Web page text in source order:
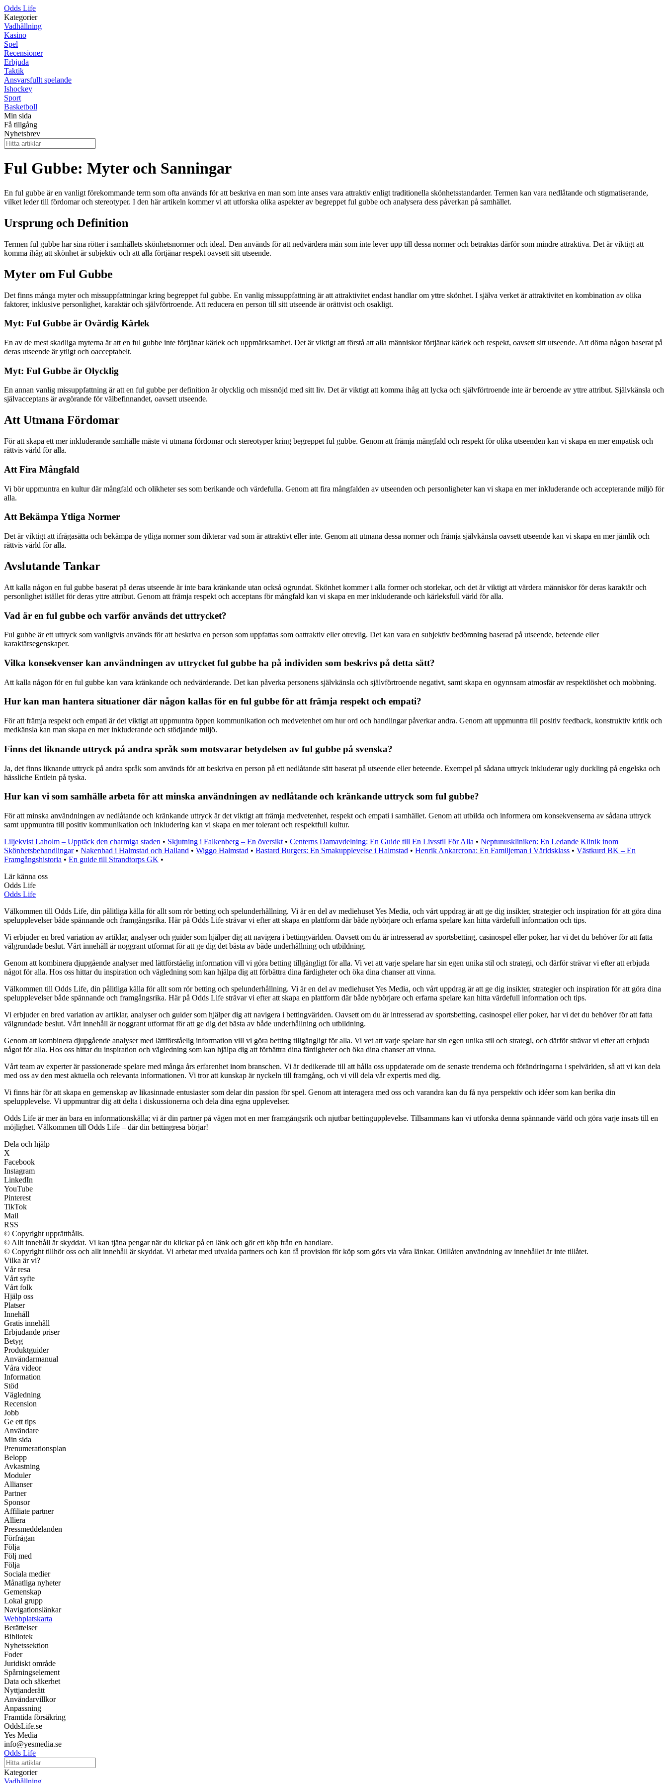
Odds Life
Kategorier
Vadhållning
Kasino
Spel
Recensioner
Erbjuda
Taktik
Ansvarsfullt spelande
Ishockey
Sport
Basketboll
Min sida
Få tillgång
Nyhetsbrev
Ful Gubbe: Myter och Sanningar
En ful gubbe är en vanligt förekommande term som ofta används för att beskriva en man som inte anses vara attraktiv enligt traditionella skönhetsstandarder. Termen kan vara nedlåtande och stigmatiserande,
vilket leder till fördomar och stereotyper. I den här artikeln kommer vi att utforska olika aspekter av begreppet ful gubbe och analysera dess påverkan på samhället.
Ursprung och Definition
Termen ful gubbe har sina rötter i samhällets skönhetsnormer och ideal. Den används för att nedvärdera män som inte lever upp till dessa normer och betraktas därför som mindre attraktiva. Det är viktigt att
komma ihåg att skönhet är subjektiv och att alla förtjänar respekt oavsett sitt utseende.
Myter om Ful Gubbe
Det finns många myter och missuppfattningar kring begreppet ful gubbe. En vanlig missuppfattning är att attraktivitet endast handlar om yttre skönhet. I själva verket är attraktivitet en kombination av olika
faktorer, inklusive personlighet, karaktär och självförtroende. Att reducera en person till sitt utseende är orättvist och osakligt.
Myt: Ful Gubbe är Ovärdig Kärlek
En av de mest skadliga myterna är att en ful gubbe inte förtjänar kärlek och uppmärksamhet. Det är viktigt att förstå att alla människor förtjänar kärlek och respekt, oavsett sitt utseende. Att döma någon baserat på
deras utseende är ytligt och oacceptabelt.
Myt: Ful Gubbe är Olycklig
En annan vanlig missuppfattning är att en ful gubbe per definition är olycklig och missnöjd med sitt liv. Det är viktigt att komma ihåg att lycka och självförtroende inte är beroende av yttre attribut. Självkänsla och
självacceptans är avgörande för välbefinnandet, oavsett utseende.
Att Utmana Fördomar
För att skapa ett mer inkluderande samhälle måste vi utmana fördomar och stereotyper kring begreppet ful gubbe. Genom att främja mångfald och respekt för olika utseenden kan vi skapa en mer empatisk och
rättvis värld för alla.
Att Fira Mångfald
Vi bör uppmuntra en kultur där mångfald och olikheter ses som berikande och värdefulla. Genom att fira mångfalden av utseenden och personligheter kan vi skapa en mer inkluderande och accepterande miljö för
alla.
Att Bekämpa Ytliga Normer
Det är viktigt att ifrågasätta och bekämpa de ytliga normer som dikterar vad som är attraktivt eller inte. Genom att utmana dessa normer och främja självkänsla oavsett utseende kan vi skapa en mer jämlik och
rättvis värld för alla.
Avslutande Tankar
Att kalla någon en ful gubbe baserat på deras utseende är inte bara kränkande utan också ogrundat. Skönhet kommer i alla former och storlekar, och det är viktigt att värdera människor för deras karaktär och
personlighet istället för deras yttre attribut. Genom att främja respekt och acceptans för mångfald kan vi skapa en mer inkluderande och kärleksfull värld för alla.
Vad är en ful gubbe och varför används det uttrycket?
Ful gubbe är ett uttryck som vanligtvis används för att beskriva en person som uppfattas som oattraktiv eller otrevlig. Det kan vara en subjektiv bedömning baserad på utseende, beteende eller
karaktärsegenskaper.
Vilka konsekvenser kan användningen av uttrycket ful gubbe ha på individen som beskrivs på detta sätt?
Att kalla någon för en ful gubbe kan vara kränkande och nedvärderande. Det kan påverka personens självkänsla och självförtroende negativt, samt skapa en ogynnsam atmosfär av respektlöshet och mobbning.
Hur kan man hantera situationer där någon kallas för en ful gubbe för att främja respekt och empati?
För att främja respekt och empati är det viktigt att uppmuntra öppen kommunikation och medvetenhet om hur ord och handlingar påverkar andra. Genom att uppmuntra till positiv feedback, konstruktiv kritik och
medkänsla kan man skapa en mer inkluderande och stödjande miljö.
Finns det liknande uttryck på andra språk som motsvarar betydelsen av ful gubbe på svenska?
Ja, det finns liknande uttryck på andra språk som används för att beskriva en person på ett nedlåtande sätt baserat på utseende eller beteende. Exempel på sådana uttryck inkluderar ugly duckling på engelska och
hässliche Entlein på tyska.
Hur kan vi som samhälle arbeta för att minska användningen av nedlåtande och kränkande uttryck som ful gubbe?
För att minska användningen av nedlåtande och kränkande uttryck är det viktigt att främja medvetenhet, respekt och empati i samhället. Genom att utbilda och informera om konsekvenserna av sådana uttryck
samt uppmuntra till positiv kommunikation och inkludering kan vi skapa en mer tolerant och respektfull kultur.
Liljekvist Laholm – Upptäck den charmiga staden • Skjutning i Falkenberg – En översikt • Centerns Damavdelning: En Guide till En Livsstil För Alla • Neptunuskliniken: En Ledande Klinik inom
Skönhetsbehandlingar• Nakenbad i Halmstad och Halland • Wiggo Halmstad • Bastard Burgers: En Smakupplevelse i Halmstad • Henrik Ankarcrona: En Familjeman i Världsklass • Västkurd BK – En
Framgångshistoria • En guide till Strandtorps GK •
Lär känna oss
Odds Life
Odds Life
Välkommen till Odds Life, din pålitliga källa för allt som rör betting och spelunderhållning. Vi är en del av mediehuset Yes Media, och vårt uppdrag är att ge dig insikter, strategier och inspiration för att göra dina
spelupplevelser både spännande och framgångsrika. Här på Odds Life strävar vi efter att skapa en plattform där både nybörjare och erfarna spelare kan hitta värdefull information och tips.
Vi erbjuder en bred variation av artiklar, analyser och guider som hjälper dig att navigera i bettingvärlden. Oavsett om du är intresserad av sportsbetting, casinospel eller poker, har vi det du behöver för att fatta
välgrundade beslut. Vårt innehåll är noggrant utformat för att ge dig det bästa av både underhållning och utbildning.
Genom att kombinera djupgående analyser med lättförståelig information vill vi göra betting tillgängligt för alla. Vi vet att varje spelare har sin egen unika stil och strategi, och därför strävar vi efter att erbjuda
något för alla. Hos oss hittar du inspiration och vägledning som kan hjälpa dig att förbättra dina färdigheter och öka dina chanser att vinna.
Välkommen till Odds Life, din pålitliga källa för allt som rör betting och spelunderhållning. Vi är en del av mediehuset Yes Media, och vårt uppdrag är att ge dig insikter, strategier och inspiration för att göra dina
spelupplevelser både spännande och framgångsrika. Här på Odds Life strävar vi efter att skapa en plattform där både nybörjare och erfarna spelare kan hitta värdefull information och tips.
Vi erbjuder en bred variation av artiklar, analyser och guider som hjälper dig att navigera i bettingvärlden. Oavsett om du är intresserad av sportsbetting, casinospel eller poker, har vi det du behöver för att fatta
välgrundade beslut. Vårt innehåll är noggrant utformat för att ge dig det bästa av både underhållning och utbildning.
Genom att kombinera djupgående analyser med lättförståelig information vill vi göra betting tillgängligt för alla. Vi vet att varje spelare har sin egen unika stil och strategi, och därför strävar vi efter att erbjuda
något för alla. Hos oss hittar du inspiration och vägledning som kan hjälpa dig att förbättra dina färdigheter och öka dina chanser att vinna.
Vårt team av experter är passionerade spelare med många års erfarenhet inom branschen. Vi är dedikerade till att hålla oss uppdaterade om de senaste trenderna och förändringarna i spelvärlden, så att vi kan dela
med oss av den mest aktuella och relevanta informationen. Vi tror att kunskap är nyckeln till framgång, och vi vill dela vår expertis med dig.
Vi finns här för att skapa en gemenskap av likasinnade entusiaster som delar din passion för spel. Genom att interagera med oss och varandra kan du få nya perspektiv och idéer som kan berika din
spelupplevelse. Vi uppmuntrar dig att delta i diskussionerna och dela dina egna upplevelser.
Odds Life är mer än bara en informationskälla; vi är din partner på vägen mot en mer framgångsrik och njutbar bettingupplevelse. Tillsammans kan vi utforska denna spännande värld och göra varje insats till en
möjlighet. Välkommen till Odds Life – där din bettingresa börjar!
Dela och hjälp
X
Facebook
Instagram
LinkedIn
YouTube
Pinterest
TikTok
Mail
RSS
© Copyright upprätthålls.
© Allt innehåll är skyddat. Vi kan tjäna pengar när du klickar på en länk och gör ett köp från en handlare.
© Copyright tillhör oss och allt innehåll är skyddat. Vi arbetar med utvalda partners och kan få provision för köp som görs via våra länkar. Otillåten användning av innehållet är inte tillåtet.
Vilka är vi?
Vår resa
Vårt syfte
Vårt folk
Hjälp oss
Platser
Innehåll
Gratis innehåll
Erbjudande priser
Betyg
Produktguider
Användarmanual
Våra videor
Information
Stöd
Vägledning
Recension
Jobb
Ge ett tips
Användare
Min sida
Prenumerationsplan
Belopp
Avkastning
Moduler
Allianser
Partner
Sponsor
Affiliate partner
Alliera
Pressmeddelanden
Förfrågan
Följa
Följ med
Följa
Sociala medier
Månatliga nyheter
Gemenskap
Lokal grupp
Navigationslänkar
Webbplatskarta
Berättelser
Bibliotek
Nyhetssektion
Foder
Juridiskt område
Spårningselement
Data och säkerhet
Nyttjanderätt
Användarvillkor
Anpassning
Framtida försäkring
OddsLife.se
Yes Media
info@yesmedia.se
Odds Life
Kategorier
Vadhållning